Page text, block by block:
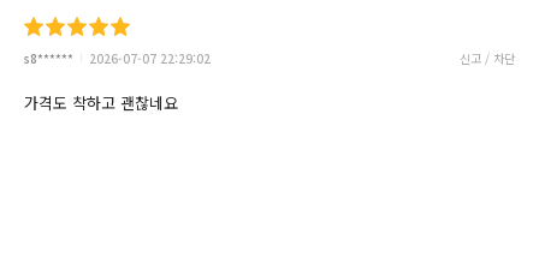
s8****** 2026-07-07 22:29:02 신고 / 차단
가격도 착하고 괜찮네요